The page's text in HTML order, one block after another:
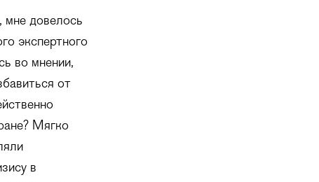
мне довелось
экспертного
во мнении,
от
Мягко
в